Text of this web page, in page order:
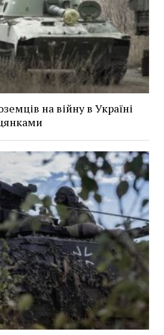
на війну в Україні